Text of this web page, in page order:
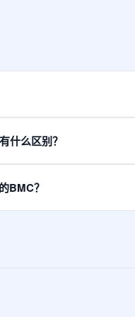
器。
什么区别？
BMC？